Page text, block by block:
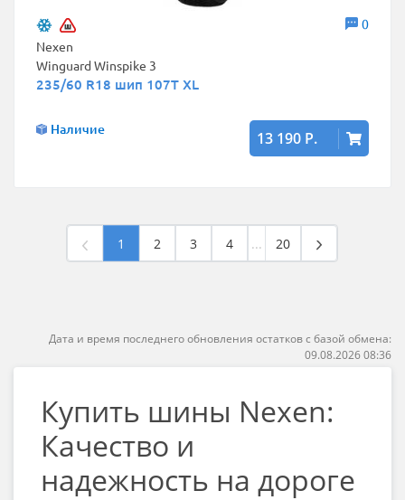
0
Nexen
Winguard Winspike 3
235/60 R18 шип 107T XL
Наличие 13 190 Р.
1 2 3 4 ... 20
Дата и время последнего обновления остатков с базой обмена:
09.08.2026 08:36
Купить шины Nexen:
Качество и
надежность на дороге